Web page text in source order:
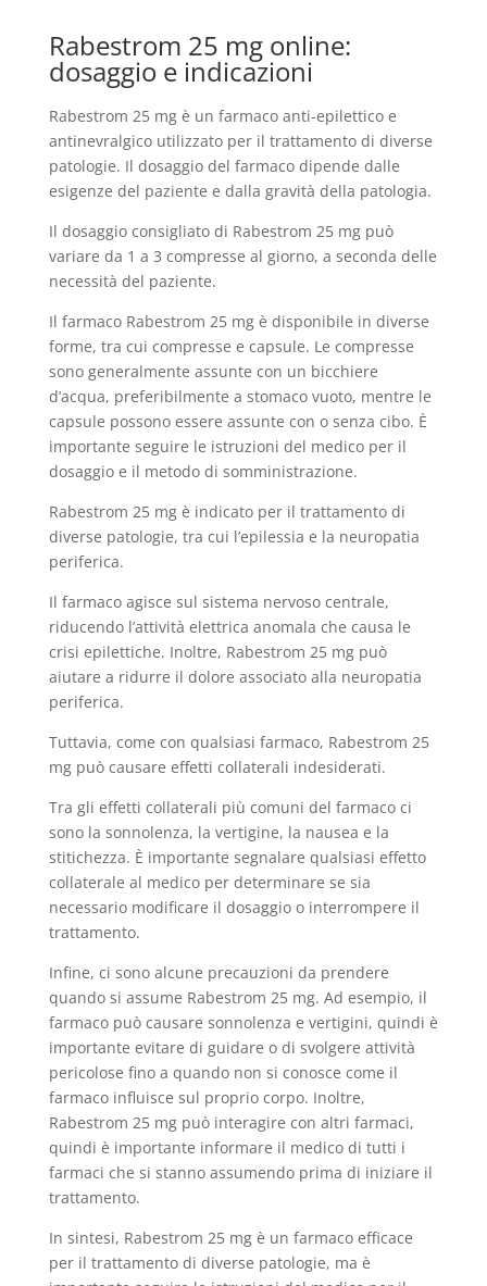
Rabestrom 25 mg online:
dosaggio e indicazioni
Rabestrom 25 mg è un farmaco anti-epilettico e
antinevralgico utilizzato per il trattamento di diverse
patologie. Il dosaggio del farmaco dipende dalle
esigenze del paziente e dalla gravità della patologia.
Il dosaggio consigliato di Rabestrom 25 mg può
variare da 1 a 3 compresse al giorno, a seconda delle
necessità del paziente.
Il farmaco Rabestrom 25 mg è disponibile in diverse
forme, tra cui compresse e capsule. Le compresse
sono generalmente assunte con un bicchiere
d’acqua, preferibilmente a stomaco vuoto, mentre le
capsule possono essere assunte con o senza cibo. È
importante seguire le istruzioni del medico per il
dosaggio e il metodo di somministrazione.
Rabestrom 25 mg è indicato per il trattamento di
diverse patologie, tra cui l’epilessia e la neuropatia
periferica.
Il farmaco agisce sul sistema nervoso centrale,
riducendo l’attività elettrica anomala che causa le
crisi epilettiche. Inoltre, Rabestrom 25 mg può
aiutare a ridurre il dolore associato alla neuropatia
periferica.
Tuttavia, come con qualsiasi farmaco, Rabestrom 25
mg può causare effetti collaterali indesiderati.
Tra gli effetti collaterali più comuni del farmaco ci
sono la sonnolenza, la vertigine, la nausea e la
stitichezza. È importante segnalare qualsiasi effetto
collaterale al medico per determinare se sia
necessario modificare il dosaggio o interrompere il
trattamento.
Infine, ci sono alcune precauzioni da prendere
quando si assume Rabestrom 25 mg. Ad esempio, il
farmaco può causare sonnolenza e vertigini, quindi è
importante evitare di guidare o di svolgere attività
pericolose fino a quando non si conosce come il
farmaco influisce sul proprio corpo. Inoltre,
Rabestrom 25 mg può interagire con altri farmaci,
quindi è importante informare il medico di tutti i
farmaci che si stanno assumendo prima di iniziare il
trattamento.
In sintesi, Rabestrom 25 mg è un farmaco efficace
per il trattamento di diverse patologie, ma è